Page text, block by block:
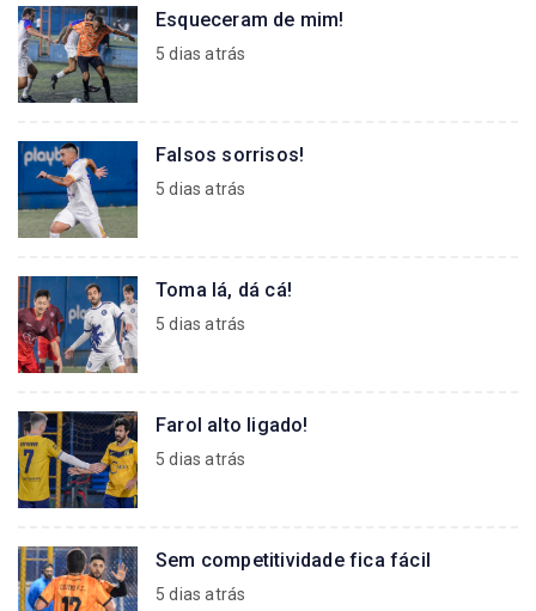
Esqueceram de mim!
5 dias atrás
Falsos sorrisos!
5 dias atrás
Toma lá, dá cá!
5 dias atrás
Farol alto ligado!
5 dias atrás
Sem competitividade fica fácil
5 dias atrás